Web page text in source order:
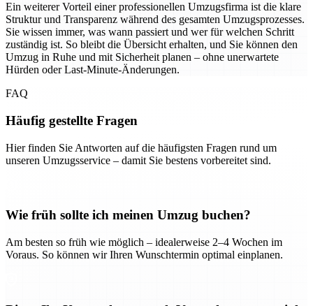
Ein weiterer Vorteil einer professionellen Umzugsfirma ist die klare
Struktur und Transparenz während des gesamten Umzugsprozesses.
Sie wissen immer, was wann passiert und wer für welchen Schritt
zuständig ist. So bleibt die Übersicht erhalten, und Sie können den
Umzug in Ruhe und mit Sicherheit planen – ohne unerwartete
Hürden oder Last-Minute-Änderungen.
FAQ
Häufig gestellte Fragen
Hier finden Sie Antworten auf die häufigsten Fragen rund um
unseren Umzugsservice – damit Sie bestens vorbereitet sind.
Wie früh sollte ich meinen Umzug buchen?
Am besten so früh wie möglich – idealerweise 2–4 Wochen im
Voraus. So können wir Ihren Wunschtermin optimal einplanen.